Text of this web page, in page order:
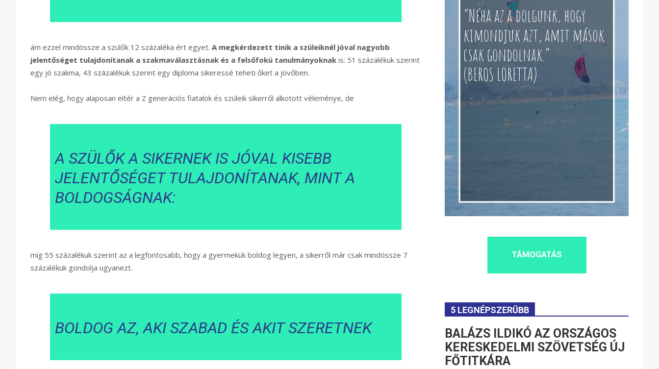
ám ezzel mindössze a szülők 12 százaléka ért egyet. A megkérdezett tinik a szüleiknél jóval nagyobb
jelentőséget tulajdonítanak a szakmaválasztásnak és a felsőfokú tanulmányoknak is: 51 százalékuk szerint
egy jó szakma, 43 százalékuk szerint egy diploma sikeressé teheti őket a jövőben.
Nem elég, hogy alaposan eltér a Z generációs fiatalok és szüleik sikerről alkotott véleménye, de
A SZÜLŐK A SIKERNEK IS JÓVAL KISEBB
JELENTŐSÉGET TULAJDONÍTANAK, MINT A
BOLDOGSÁGNAK:
míg 55 százalékuk szerint az a legfontosabb, hogy a gyermekük boldog legyen, a sikerről már csak mindössze 7
százalékuk gondolja ugyanezt.
BOLDOG AZ, AKI SZABAD ÉS AKIT SZERETNEK
“Néha az a dolgunk, hogy
kimondjuk azt, amit mások
csak gondolnak.”
(BEROS LORETTA)
TÁMOGATÁS
5 LEGNÉPSZERŰBB
BALÁZS ILDIKÓ AZ ORSZÁGOS
KERESKEDELMI SZÖVETSÉG ÚJ
FŐTITKÁRA